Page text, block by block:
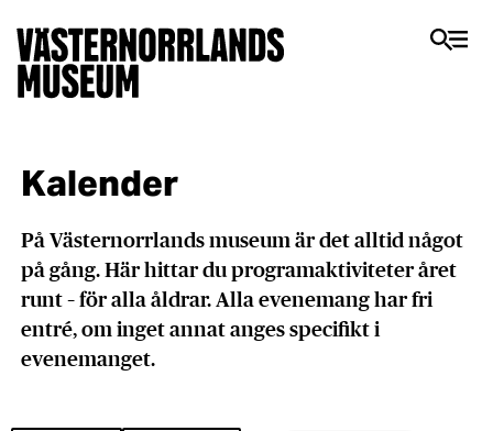
Kalender
På Västernorrlands museum är det alltid något
på gång. Här hittar du programaktiviteter året
runt – för alla åldrar. Alla evenemang har fri
entré, om inget annat anges specifikt i
evenemanget.